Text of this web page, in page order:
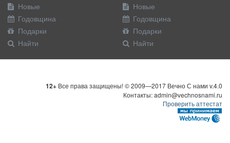
Новые
Годовщина
Подарки
Найти
Новые
Годовщина
Подарки
Найти
12+ Все права защищены! © 2009—2017 Вечно С нами v.4.0
Контакты: admin@vechnosnami.ru
Проверить аттестат